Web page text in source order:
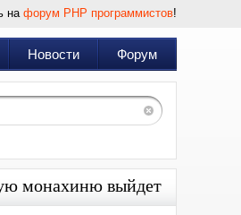
на форум PHP программистов!
Новости Форум
монахиню выйдет